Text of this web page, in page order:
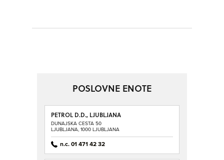
SO TRENUTNO ODPRTA
POSLOVNE ENOTE
PETROL D.D., LJUBLJANA
DUNAJSKA CESTA 50
LJUBLJANA, 1000 LJUBLJANA
n.c. 01 471 42 32